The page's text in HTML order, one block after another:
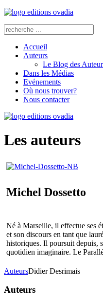
Accueil
Auteurs
Le Blog des
Dans les Médias
Evénements
Où nous trouver?
Nous contacter
Les auteurs
Michel Dossetto
Né à Marseille, il effectue ses
et son discours en tant que
historiques. Il poursuit depuis,
quotidien imaginaire. Le
AuteursDidier Desrimais
Auteurs